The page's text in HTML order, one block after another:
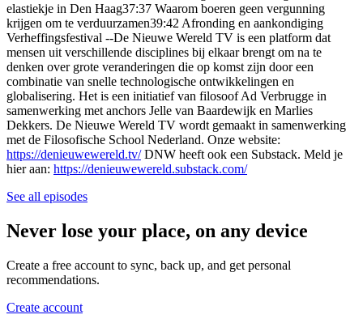
elastiekje in Den Haag37:37 Waarom boeren geen vergunning
krijgen om te verduurzamen39:42 Afronding en aankondiging
Verheffingsfestival --De Nieuwe Wereld TV is een platform dat
mensen uit verschillende disciplines bij elkaar brengt om na te
denken over grote veranderingen die op komst zijn door een
combinatie van snelle technologische ontwikkelingen en
globalisering. Het is een initiatief van filosoof Ad Verbrugge in
samenwerking met anchors Jelle van Baardewijk en Marlies
Dekkers. De Nieuwe Wereld TV wordt gemaakt in samenwerking
met de Filosofische School Nederland. Onze website:
https://denieuwewereld.tv/DNW heeft ook een Substack. Meld je
hier aan: https://denieuwewereld.substack.com/
See all episodes
Never lose your place, on any device
Create a free account to sync, back up, and get personal
recommendations.
Create account